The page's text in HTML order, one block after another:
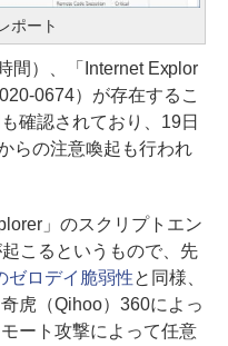
ポート
間）、「Internet Explor
0674）が存在するこ
確認されており、19日
らの注意喚起も行われ
」のスクリプトエン
こるというもので、先
ゼロデイ脆弱性と同様、
虎（Qihoo）360によっ
ート攻撃によって任意